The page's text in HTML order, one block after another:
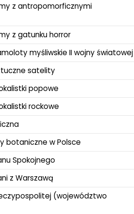
z antropomorficznymi
z gatunku horror
myśliwskie II wojny światowej
satelity
popowe
rockowe
botaniczne w Polsce
Spokojnego
z Warszawą
(województwo